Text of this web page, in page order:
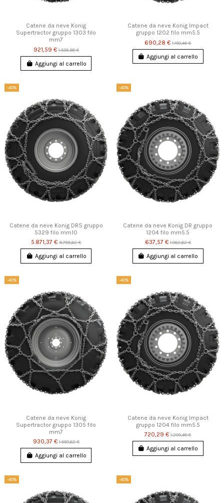
Catene da neve Konig
Supertractor gruppo 1303 filo
mm7
921,59 €1.535,98 €
Aggiungi al carrello
Catene da neve Konig Impact
gruppo 1202 filo mm5.5
690,28 €1.150,46 €
Aggiungi al carrello
-40%
Catene da neve Konig DRS gruppo
5329 filo mm10
5.871,37 €9.785,62 €
Aggiungi al carrello
-40%
Catene da neve Konig DR gruppo
1204 filo mm5.5
637,57 €1.062,62 €
Aggiungi al carrello
-40%
Catene da neve Konig
Supertractor gruppo 1305 filo
mm7
930,37 €1.550,62 €
Aggiungi al carrello
-40%
Catene da neve Konig Impact
gruppo 1204 filo mm5.5
720,29 €1.200,48 €
Aggiungi al carrello
-40% -40%